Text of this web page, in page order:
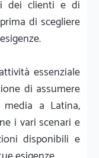
dei clienti e di
di scegliere
essenziale
di assumere
a Latina,
i vari scenari e
disponibili e